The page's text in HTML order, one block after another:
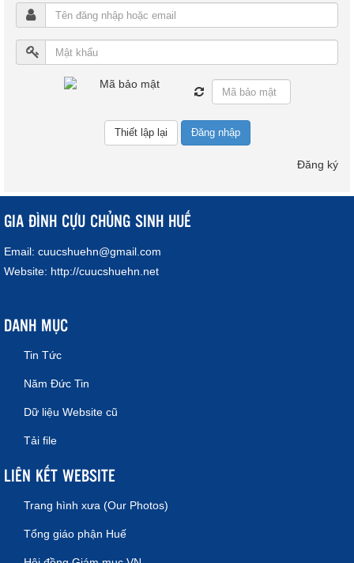
Đăng nhập
Đăng ký
GIA ĐÌNH CỰU CHỦNG SINH HUẾ
Email: cuucshuehn@gmail.com
Website: http://cuucshuehn.net
DANH MỤC
Tin Tức
Năm Đức Tin
Dữ liệu Website cũ
Tải file
LIÊN KẾT WEBSITE
Trang hình xưa (Our Photos)
Tổng giáo phận Huế